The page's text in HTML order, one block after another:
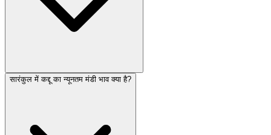
सारंकुल में कद्दू का न्यूनतम मंडी भाव क्या है?